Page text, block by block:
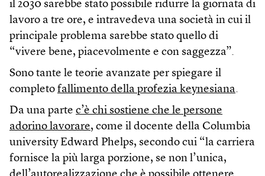
il 2030 sarebbe stato possibile ridurre la giornata di
lavoro a tre ore, e intravedeva una società in cui il
principale problema sarebbe stato quello di
“vivere bene, piacevolmente e con saggezza”.
Sono tante le teorie avanzate per spiegare il
completo fallimento della profezia keynesiana.
Da una parte c’è chi sostiene che le persone
adorino lavorare, come il docente della Columbia
university Edward Phelps, secondo cui “la carriera
fornisce la più larga porzione, se non l’unica,